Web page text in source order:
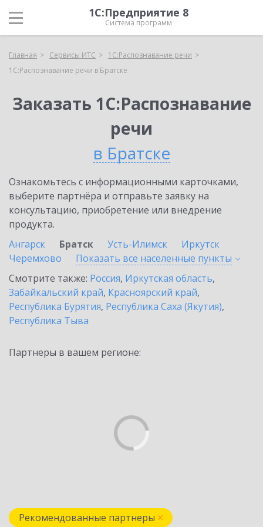
1С:Предприятие 8
Система программ
Главная Сервисы ИТС
1С:Распознавание речи
1С:Распознавание речи в Братске
Заказать 1С:Распознавание
речи
в Братске
Ознакомьтесь с информационными карточками,
выберите партнёра и отправьте заявку на
консультацию, приобретение или внедрение
продукта.
Ангарск
Братск Усть-Илимск
Иркутск
Черемхово
Показать все населенные пункты
Смотрите также: Россия, Иркутская область,
Забайкальский край, Красноярский край,
Республика Бурятия, Республика Саха (Якутия),
Республика Тыва
Партнеры в вашем регионе:
Рекомендованные партнеры